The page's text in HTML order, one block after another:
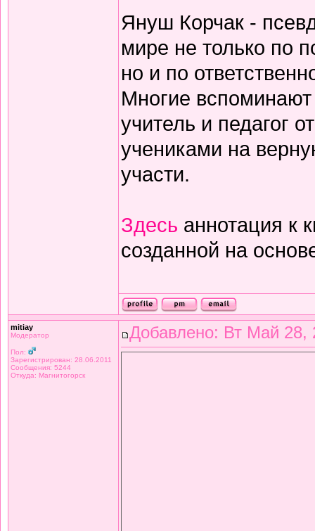
Януш Корчак -
мире не только по
но и по
Многие вспоминают
учитель и педагог
учениками на
участи.
Здесь аннотация к
созданной на
mitiay
Модератор
Пол:
Зарегистрирован: 28.06.2011
Сообщения: 5244
Откуда: Магнитогорск
Добавлено: Вт Май 28,